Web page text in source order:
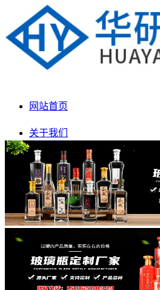
网站首页
关于我们
产品展示
新闻动态
生产车间